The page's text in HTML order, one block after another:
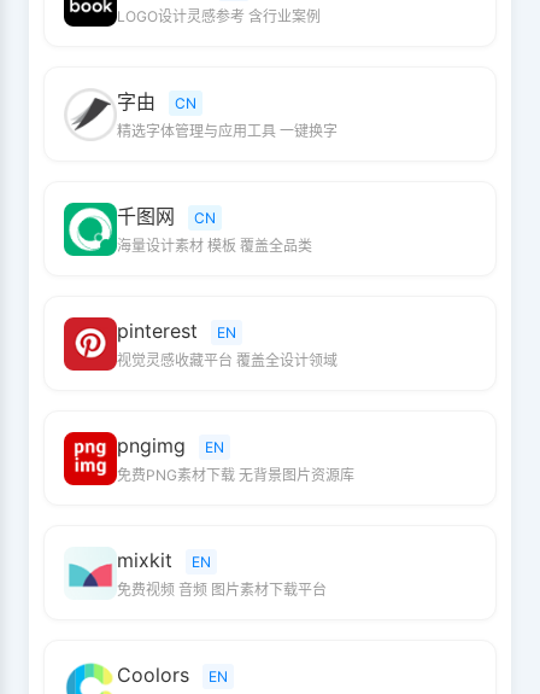
LOGO设计灵感参考 含行业案例
字由
CN
精选字体管理与应用工具 一键换字
千图网
CN
海量设计素材 模板 覆盖全品类
pinterest
EN
视觉灵感收藏平台 覆盖全设计领域
pngimg
EN
免费PNG素材下载 无背景图片资源库
mixkit
EN
免费视频 音频 图片素材下载平台
Coolors
EN